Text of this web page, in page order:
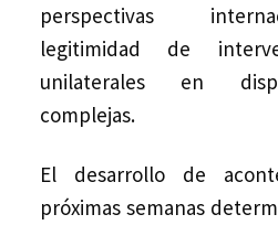
perspectivas
legitimidad de
unilaterales en
complejas.
El desarrollo de
próximas semanas